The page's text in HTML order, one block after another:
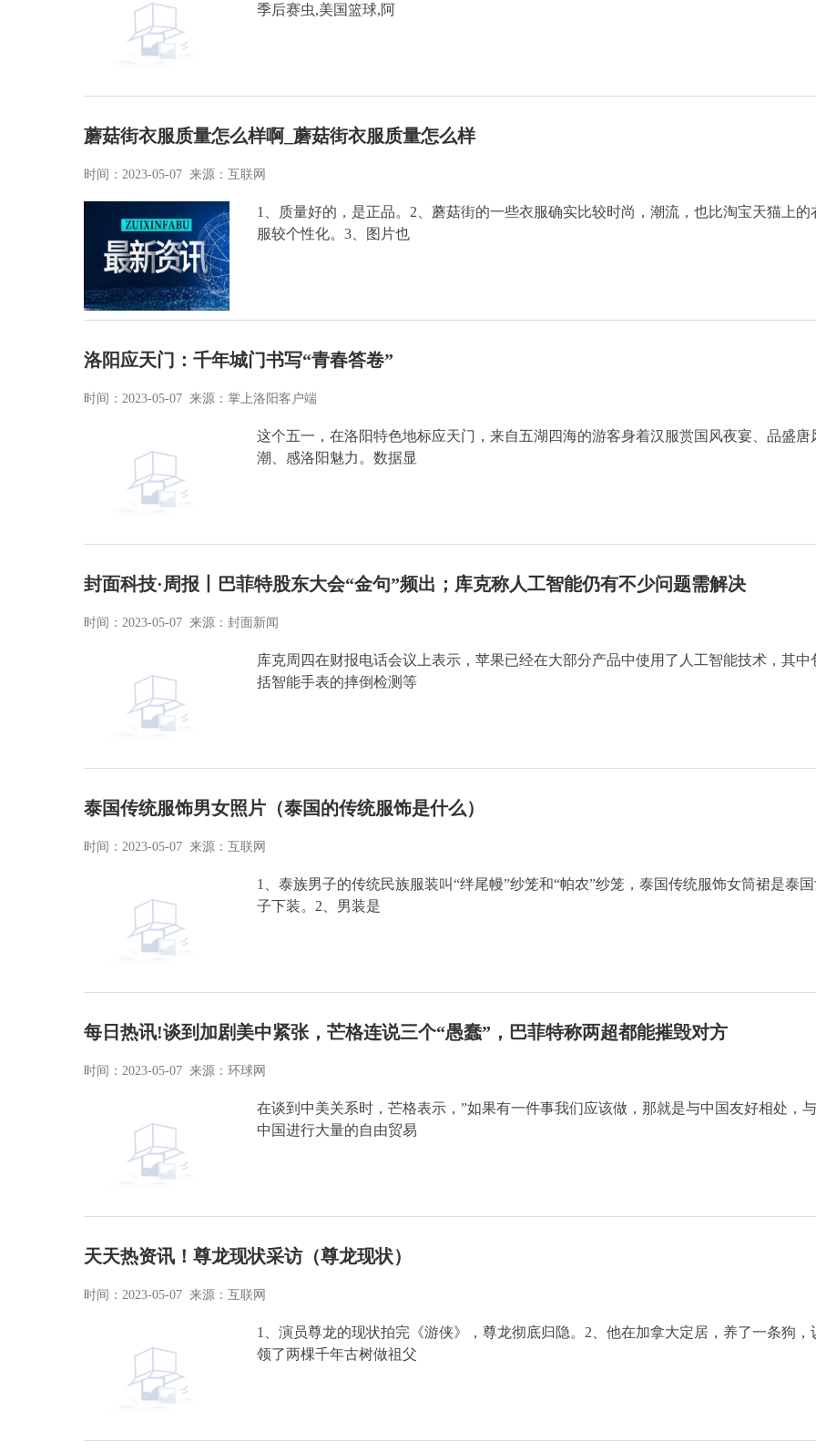
季后赛虫,美国篮球,阿
蘑菇街衣服质量怎么样啊_蘑菇街衣服质量怎么样
时间：2023-05-07 来源：互联网
1、质量好的，是正品。2、蘑菇街的一些衣服确实比较时尚，潮流，也比淘宝天猫上的
服较个性化。3、图片也
洛阳应天门：千年城门书写“青春答卷”
时间：2023-05-07 来源：掌上洛阳客户端
这个五一，在洛阳特色地标应天门，来自五湖四海的游客身着汉服赏国风夜宴、品盛唐
潮、感洛阳魅力。数据显
封面科技·周报丨巴菲特股东大会“金句”频出；库克称人工智能仍有不少问题需解决
时间：2023-05-07 来源：封面新闻
库克周四在财报电话会议上表示，苹果已经在大部分产品中使用了人工智能技术，其中
括智能手表的摔倒检测等
泰国传统服饰男女照片（泰国的传统服饰是什么）
时间：2023-05-07 来源：互联网
1、泰族男子的传统民族服装叫“绊尾幔”纱笼和“帕农”纱笼，泰国传统服饰女筒裙是泰
子下装。2、男装是
每日热讯!谈到加剧美中紧张，芒格连说三个“愚蠢”，巴菲特称两超都能摧毁对方
时间：2023-05-07 来源：环球网
在谈到中美关系时，芒格表示，”如果有一件事我们应该做，那就是与中国友好相处，与
中国进行大量的自由贸易
天天热资讯！尊龙现状采访（尊龙现状）
时间：2023-05-07 来源：互联网
1、演员尊龙的现状拍完《游侠》，尊龙彻底归隐。2、他在加拿大定居，养了一条狗，
领了两棵千年古树做祖父